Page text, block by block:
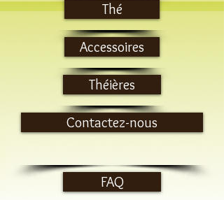
Thé
Accessoires
Théières
Contactez-nous
FAQ